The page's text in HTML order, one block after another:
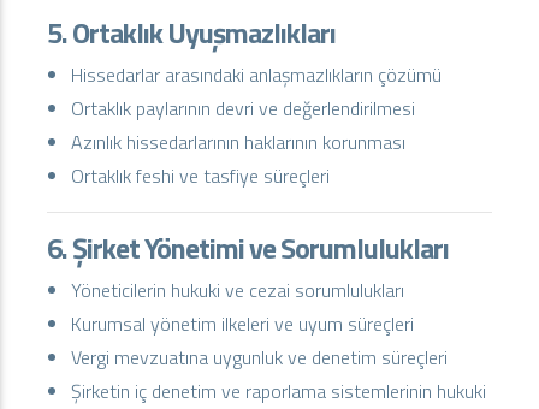
5. Ortaklık Uyuşmazlıkları
Hissedarlar arasındaki anlaşmazlıkların çözümü
Ortaklık paylarının devri ve değerlendirilmesi
Azınlık hissedarlarının haklarının korunması
Ortaklık feshi ve tasfiye süreçleri
6. Şirket Yönetimi ve Sorumlulukları
Yöneticilerin hukuki ve cezai sorumlulukları
Kurumsal yönetim ilkeleri ve uyum süreçleri
Vergi mevzuatına uygunluk ve denetim süreçleri
Şirketin iç denetim ve raporlama sistemlerinin hukuki